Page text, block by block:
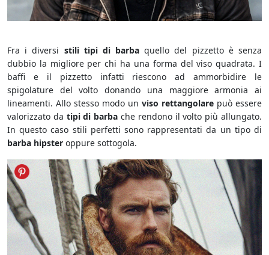
Fra i diversi stili tipi di barba quello del pizzetto è senza
dubbio la migliore per chi ha una forma del viso quadrata. I
baffi e il pizzetto infatti riescono ad ammorbidire le
spigolature del volto donando una maggiore armonia ai
lineamenti. Allo stesso modo un viso rettangolare può essere
valorizzato da tipi di barba che rendono il volto più allungato.
In questo caso stili perfetti sono rappresentati da un tipo di
barba hipster oppure sottogola.